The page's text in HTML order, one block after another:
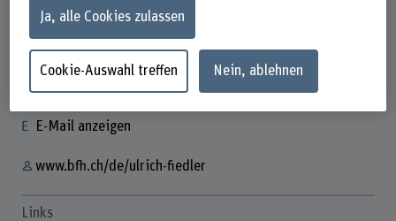
Kontakt
+41 32 321 63 29
E-Mail anzeigen
www.bfh.ch/de/ulrich-fiedler
Links
Ja, alle Cookies zulassen
Cookie-Auswahl treffen Nein, ablehnen